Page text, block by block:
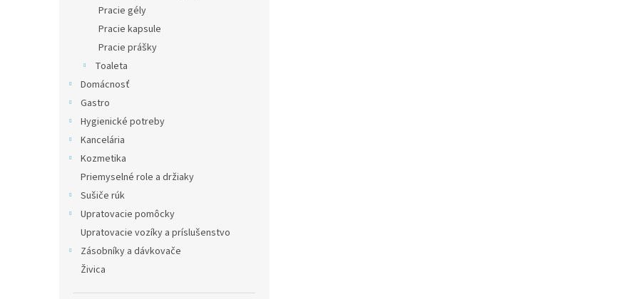
Pracie gély
Pracie kapsule
Pracie prášky
Toaleta
Domácnosť
Gastro
Hygienické potreby
Kancelária
Kozmetika
Priemyselné role a držiaky
Sušiče rúk
Upratovacie pomôcky
Upratovacie vozíky a príslušenstvo
Zásobníky a dávkovače
Živica